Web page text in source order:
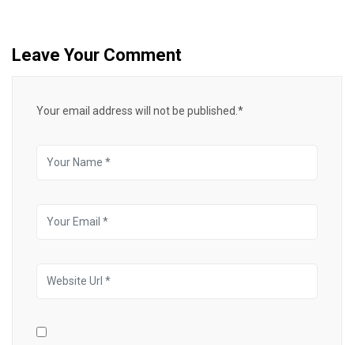
Leave Your Comment
Your email address will not be published.*